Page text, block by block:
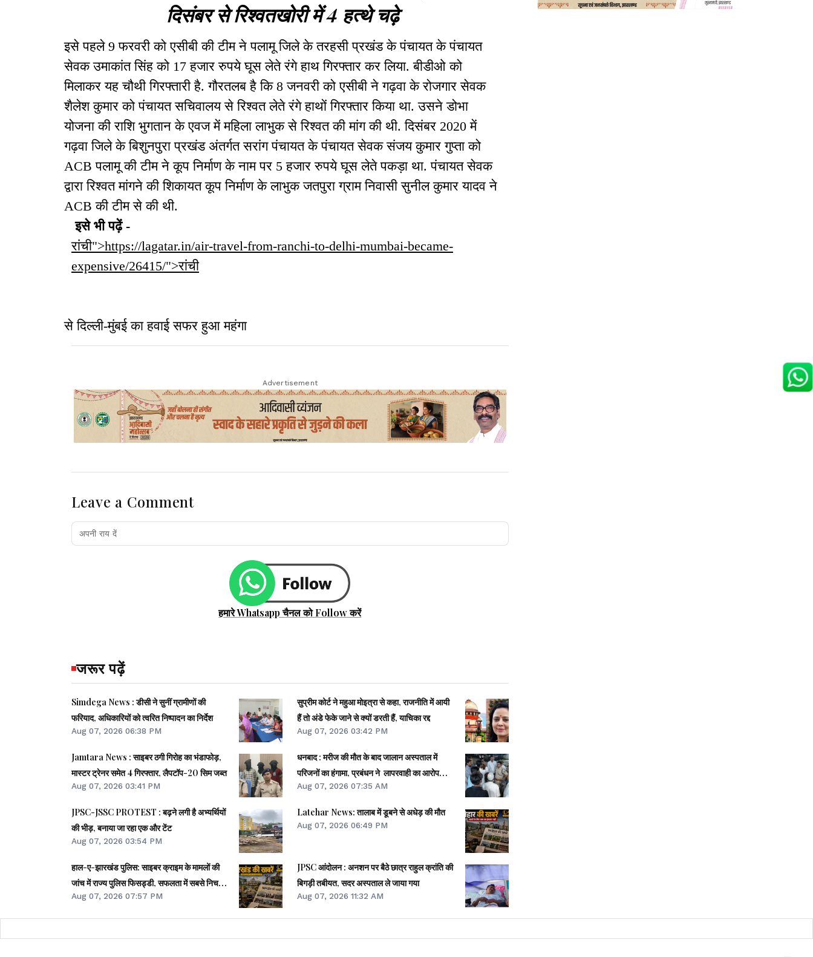
दिसंबर से रिश्वतखोरी में 4 हत्थे चढ़े
इसे पहले 9 फरवरी को एसीबी की टीम ने पलामू जिले के तरहसी प्रखंड के पंचायत के पंचायत
सेवक उमाकांत सिंह को 17 हजार रुपये घूस लेते रंगे हाथ गिरफ्तार कर लिया. बीडीओ को
मिलाकर यह चौथी गिरफ्तारी है. गौरतलब है कि 8 जनवरी को एसीबी ने गढ़वा के रोजगार सेवक
शैलेश कुमार को पंचायत सचिवालय से रिश्वत लेते रंगे हाथों गिरफ्तार किया था. उसने डोभा
योजना की राशि भुगतान के एवज में महिला लाभुक से रिश्वत की मांग की थी. दिसंबर 2020 में
गढ़वा जिले के बिशुनपुरा प्रखंड अंतर्गत सरांग पंचायत के पंचायत सेवक संजय कुमार गुप्ता को
ACB पलामू की टीम ने कूप निर्माण के नाम पर 5 हजार रुपये घूस लेते पकड़ा था. पंचायत सेवक
द्वारा रिश्वत मांगने की शिकायत कूप निर्माण के लाभुक जतपुरा ग्राम निवासी सुनील कुमार यादव ने
ACB की टीम से की थी.
इसे भी पढ़ें -
रांची">https://lagatar.in/air-travel-from-ranchi-to-delhi-mumbai-became-
expensive/26415/">रांची
से दिल्ली-मुंबई का हवाई सफर हुआ महंगा
Advertisement
Leave a Comment
हमारे Whatsapp चैनल को Follow करें
जरूर पढ़ें
Simdega News : डीसी ने सुनीं ग्रामीणों की
फरियाद, अधिकारियों को त्वरित निष्पादन का निर्देश
Aug 07, 2026 06:38 PM
Jamtara News : साइबर ठगी गिरोह का भंडाफोड़,
मास्टर ट्रेनर समेत 4 गिरफ्तार, लैपटॉप-20 सिम जब्त
Aug 07, 2026 03:41 PM
JPSC-JSSC PROTEST : बढ़ने लगी है अभ्यर्थियों
की भीड़, बनाया जा रहा एक और टेंट
Aug 07, 2026 03:54 PM
हाल-ए-झारखंड पुलिस: साइबर क्राइम के मामलों की
जांच में राज्य पुलिस फिसड्डी, सफलता में सबसे निचले
पायदान पर
Aug 07, 2026 07:57 PM
सुप्रीम कोर्ट ने महुआ मोइत्रा से कहा, राजनीति में आयी
हैं तो अंडे फेके जाने से क्यों डरती हैं, याचिका रद्द
Aug 07, 2026 03:42 PM
धनबाद : मरीज की मौत के बाद जालान अस्पताल में
परिजनों का हंगामा, प्रबंधन ने लापरवाही का आरोप
खारिज किया
Aug 07, 2026 07:35 AM
Latehar News: तालाब में डूबने से अधेड़ की मौत
Aug 07, 2026 06:49 PM
JPSC आंदोलन : अनशन पर बैठे छात्र राहुल क्रांति की
बिगड़ी तबीयत, सदर अस्पताल ले जाया गया
Aug 07, 2026 11:32 AM